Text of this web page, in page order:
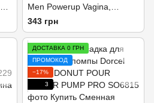
Men Powerup Vagina,
широкая
343 грн
ДОСТАВКА 0 ГРН
ПРОМОКОД
−17%
3